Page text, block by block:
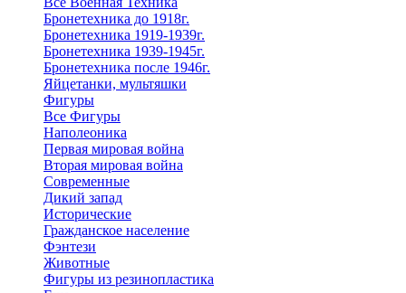
Бронетехника до 1918г.
Бронетехника 1919-1939г.
Бронетехника 1939-1945г.
Бронетехника после 1946г.
Яйцетанки, мультяшки
Фигуры
Все Фигуры
Наполеоника
Первая мировая война
Вторая мировая война
Современные
Дикий запад
Исторические
Гражданское население
Фэнтези
Животные
Фигуры из резинопластика